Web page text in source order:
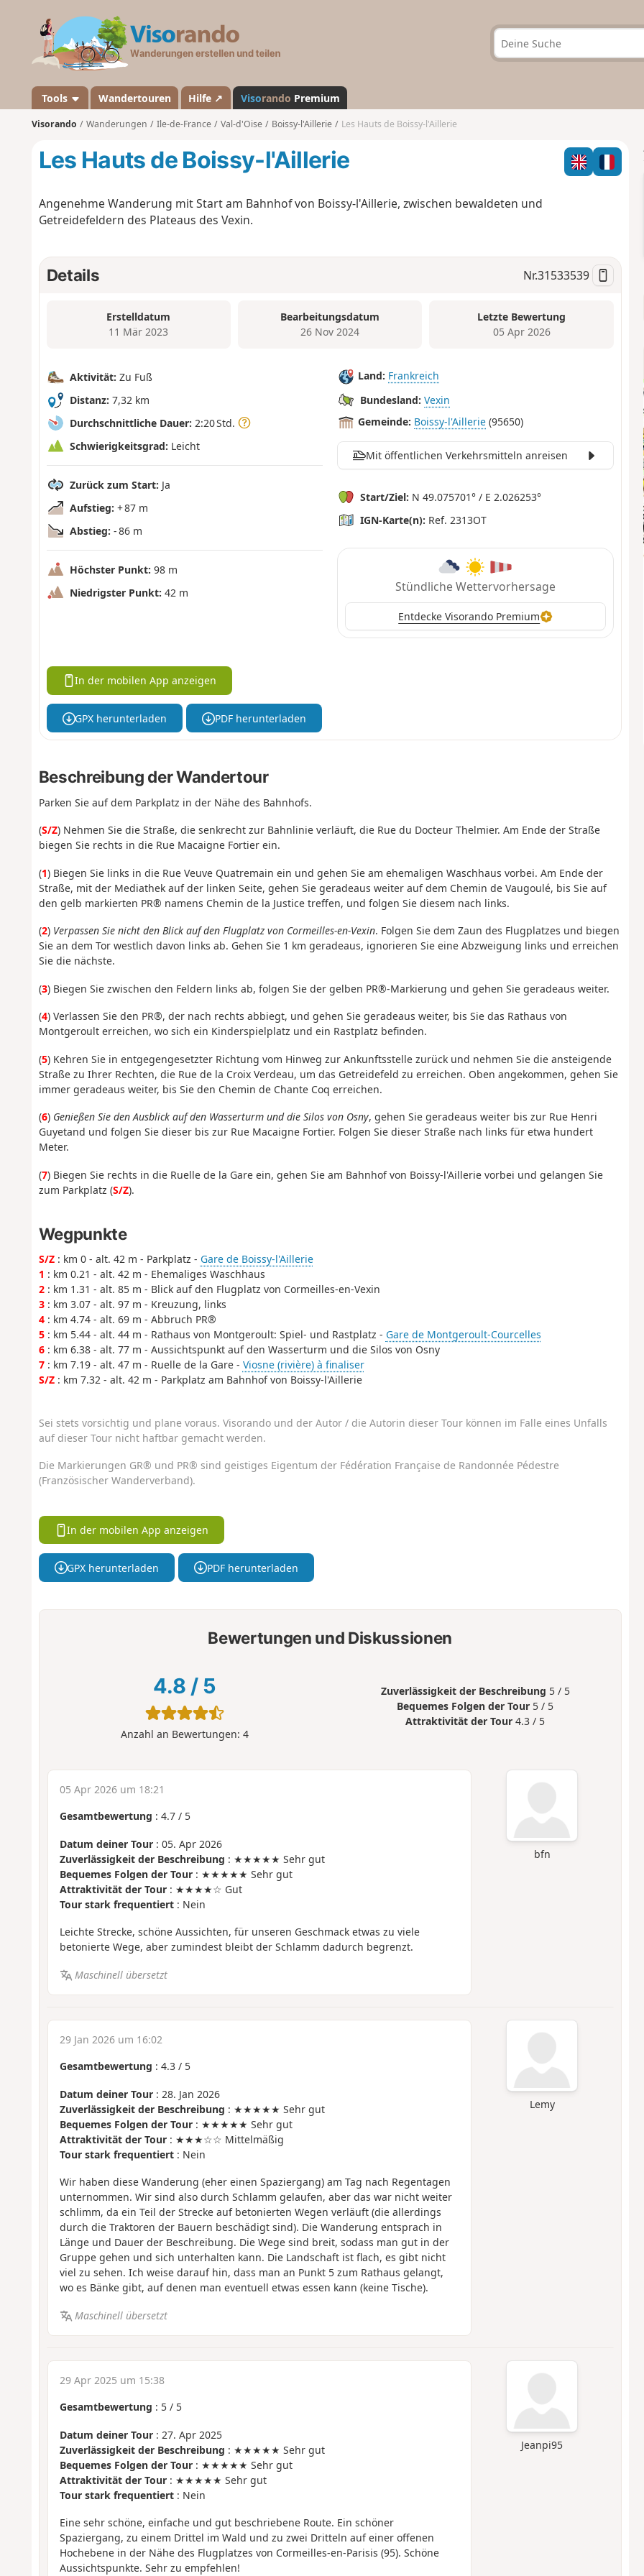
a
n
d
Tools Wandertouren Hilfe ↗ Visorando Premium
Visorando Wanderungen Ile-de-France Val-d'Oise Boissy-l'Aillerie Les Hauts de Boissy-l'Aillerie
Les Hauts de Boissy-l'Aillerie
Angenehme Wanderung mit Start am Bahnhof von Boissy-l'Aillerie, zwischen bewaldeten und
Getreidefeldern des Plateaus des Vexin.
Details Nr.31533539
Erstelldatum
11 Mär 2023
Bearbeitungsdatum
26 Nov 2024
Letzte Bewertung
05 Apr 2026
Aktivität: Zu Fuß
Distanz: 7,32 km
Durchschnittliche Dauer: 2:20 Std.
Schwierigkeitsgrad: Leicht
Zurück zum Start: Ja
Aufstieg: + 87 m
Abstieg: - 86 m
Höchster Punkt: 98 m
Niedrigster Punkt: 42 m
Land: Frankreich
Bundesland: Vexin
Gemeinde: Boissy-l'Aillerie (95650)
Mit öffentlichen Verkehrsmitteln anreisen
Start/Ziel: N 49.075701° / E 2.026253°
IGN-Karte(n): Ref. 2313OT
Stündliche Wettervorhersage
Entdecke Visorando Premium
In der mobilen App anzeigen
GPX herunterladen PDF herunterladen
Beschreibung der Wandertour
Parken Sie auf dem Parkplatz in der Nähe des Bahnhofs.
(S/Z) Nehmen Sie die Straße, die senkrecht zur Bahnlinie verläuft, die Rue du Docteur Thelmier. Am Ende der Straße
biegen Sie rechts in die Rue Macaigne Fortier ein.
(1) Biegen Sie links in die Rue Veuve Quatremain ein und gehen Sie am ehemaligen Waschhaus vorbei. Am Ende der
Straße, mit der Mediathek auf der linken Seite, gehen Sie geradeaus weiter auf dem Chemin de Vaugoulé, bis Sie auf
den gelb markierten PR® namens Chemin de la Justice treffen, und folgen Sie diesem nach links.
(2) Verpassen Sie nicht den Blick auf den Flugplatz von Cormeilles-en-Vexin. Folgen Sie dem Zaun des Flugplatzes und biegen
Sie an dem Tor westlich davon links ab. Gehen Sie 1 km geradeaus, ignorieren Sie eine Abzweigung links und erreichen
Sie die nächste.
(3) Biegen Sie zwischen den Feldern links ab, folgen Sie der gelben PR®-Markierung und gehen Sie geradeaus weiter.
(4) Verlassen Sie den PR®, der nach rechts abbiegt, und gehen Sie geradeaus weiter, bis Sie das Rathaus von
Montgeroult erreichen, wo sich ein Kinderspielplatz und ein Rastplatz befinden.
(5) Kehren Sie in entgegengesetzter Richtung vom Hinweg zur Ankunftsstelle zurück und nehmen Sie die ansteigende
Straße zu Ihrer Rechten, die Rue de la Croix Verdeau, um das Getreidefeld zu erreichen. Oben angekommen, gehen Sie
immer geradeaus weiter, bis Sie den Chemin de Chante Coq erreichen.
(6) Genießen Sie den Ausblick auf den Wasserturm und die Silos von Osny, gehen Sie geradeaus weiter bis zur Rue Henri
Guyetand und folgen Sie dieser bis zur Rue Macaigne Fortier. Folgen Sie dieser Straße nach links für etwa hundert
Meter.
(7) Biegen Sie rechts in die Ruelle de la Gare ein, gehen Sie am Bahnhof von Boissy-l'Aillerie vorbei und gelangen Sie
zum Parkplatz (S/Z).
Wegpunkte
S/Z: km 0 - alt. 42 m - Parkplatz - Gare de Boissy-l'Aillerie
1 : km 0.21 - alt. 42 m - Ehemaliges Waschhaus
2: km 1.31 - alt. 85 m - Blick auf den Flugplatz von Cormeilles-en-Vexin
3: km 3.07 - alt. 97 m - Kreuzung, links
4: km 4.74 - alt. 69 m - Abbruch PR®
5: km 5.44 - alt. 44 m - Rathaus von Montgeroult: Spiel- und Rastplatz - Gare de Montgeroult-Courcelles
6: km 6.38 - alt. 77 m - Aussichtspunkt auf den Wasserturm und die Silos von Osny
7: km 7.19 - alt. 47 m - Ruelle de la Gare - Viosne (rivière) à finaliser
S/Z: km 7.32 - alt. 42 m - Parkplatz am Bahnhof von Boissy-l'Aillerie
Sei stets vorsichtig und plane voraus. Visorando und der Autor / die Autorin dieser Tour können im Falle eines Unfalls
auf dieser Tour nicht haftbar gemacht werden.
Die Markierungen GR® und PR® sind geistiges Eigentum der Fédération Française de Randonnée Pédestre
(Französischer Wanderverband).
In der mobilen App anzeigen
GPX herunterladen PDF herunterladen
Bewertungen und Diskussionen
4.8 / 5
Anzahl an Bewertungen: 4
Zuverlässigkeit der Beschreibung 5 / 5
Bequemes Folgen der Tour 5 / 5
Attraktivität der Tour 4.3 / 5
bfn
05 Apr 2026 um 18:21
Gesamtbewertung : 4.7/ 5
Datum deiner Tour: 05. Apr 2026
Zuverlässigkeit der Beschreibung : ★★★★★ Sehr gut
Bequemes Folgen der Tour: ★★★★★ Sehr gut
Attraktivität der Tour: ★★★★☆ Gut
Tour stark frequentiert: Nein
Leichte Strecke, schöne Aussichten, für unseren Geschmack etwas zu viele
betonierte Wege, aber zumindest bleibt der Schlamm dadurch begrenzt.
Maschinell übersetzt
Lemy
29 Jan 2026 um 16:02
Gesamtbewertung : 4.3/ 5
Datum deiner Tour: 28. Jan 2026
Zuverlässigkeit der Beschreibung : ★★★★★ Sehr gut
Bequemes Folgen der Tour: ★★★★★ Sehr gut
Attraktivität der Tour: ★★★☆☆ Mittelmäßig
Tour stark frequentiert: Nein
Wir haben diese Wanderung (eher einen Spaziergang) am Tag nach Regentagen
unternommen. Wir sind also durch Schlamm gelaufen, aber das war nicht weiter
schlimm, da ein Teil der Strecke auf betonierten Wegen verläuft (die allerdings
durch die Traktoren der Bauern beschädigt sind). Die Wanderung entsprach in
Länge und Dauer der Beschreibung. Die Wege sind breit, sodass man gut in der
Gruppe gehen und sich unterhalten kann. Die Landschaft ist flach, es gibt nicht
viel zu sehen. Ich weise darauf hin, dass man an Punkt 5 zum Rathaus gelangt,
wo es Bänke gibt, auf denen man eventuell etwas essen kann (keine Tische).
Maschinell übersetzt
Jeanpi95
29 Apr 2025 um 15:38
Gesamtbewertung : 5/ 5
Datum deiner Tour: 27. Apr 2025
Zuverlässigkeit der Beschreibung : ★★★★★ Sehr gut
Bequemes Folgen der Tour: ★★★★★ Sehr gut
Attraktivität der Tour: ★★★★★ Sehr gut
Tour stark frequentiert: Nein
Eine sehr schöne, einfache und gut beschriebene Route. Ein schöner
Spaziergang, zu einem Drittel im Wald und zu zwei Dritteln auf einer offenen
Hochebene in der Nähe des Flugplatzes von Cormeilles-en-Parisis (95). Schöne
Aussichtspunkte. Sehr zu empfehlen!